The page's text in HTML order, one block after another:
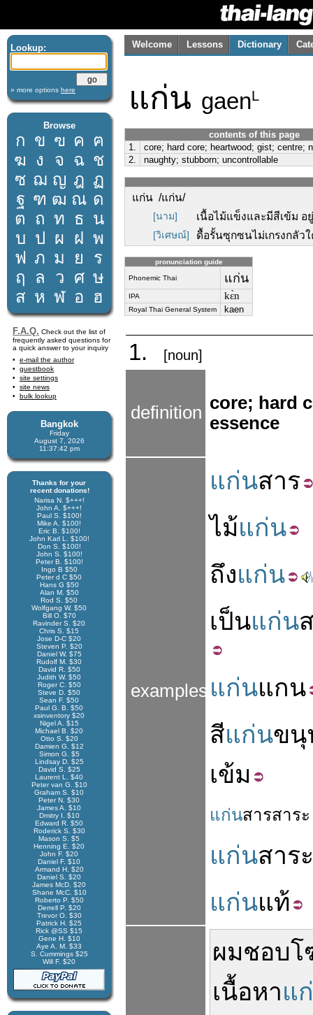
Lookup:
» more options here
Browse
ก ข ฃ ค ฅ
ฆ ง จ ฉ ช
ซ ฌ ญ ฎ ฏ
ฐ ฑ ฒ ณ ด
ต ถ ท ธ น
บ ป ผ ฝ พ
ฟ ภ ม ย
ร
ฤ
ล ว ศ ษ
ส ห ฬ อ ฮ
F.A.Q. Check out the list of
frequently asked questions for
a quick answer to your inquiry
e-mail the author
guestbook
site settings
site news
bulk lookup
Bangkok
Friday
August 7, 2026
11:37:42 pm
Thanks for your
recent donations!
Narisa N. $+++!
John A. $+++!
Paul S. $100!
Mike A. $100!
Eric B. $100!
John Karl L. $100!
Don S. $100!
John S. $100!
Peter B. $100!
Ingo B $50
Peter d C $50
Hans G $50
Alan M. $50
Rod S. $50
Wolfgang W. $50
Bill O. $70
Ravinder S. $20
Chris S. $15
Jose D-C $20
Steven P. $20
Daniel W. $75
Rudolf M. $30
David R. $50
Judith W. $50
Roger C. $50
Steve D. $50
Sean F. $50
Paul G. B. $50
xsinventory $20
Nigel A. $15
Michael B. $20
Otto S. $20
Damien G. $12
Simon G. $5
Lindsay D. $25
David S. $25
Laurent L. $40
Peter van G. $10
Graham S. $10
Peter N. $30
James A. $10
Dmitry I. $10
Edward R. $50
Roderick S. $30
Mason S. $5
Henning E. $20
John F. $20
Daniel F. $10
Armand H. $20
Daniel S. $20
James McD. $20
Shane McC. $10
Roberto P. $50
Derrell P. $20
Trevor O. $30
Patrick H. $25
Rick @SS $15
Gene H. $10
Aye A. M. $33
S. Cummings $25
Will F. $20
Welcome Lessons Dictionary
แก่น gaenL
contents of this page
1.
core; hard core; heartwood; gist; centre;
2.
naughty; stubborn; uncontrollable
แก่น /แก่น/
[นาม] เนื้อไม้แข็งและมีสีเข้ม อ
[วิเศษณ์] ดื้อรั้นซุกซนไม่เกรงกลัวใ
pronunciation guide
Phonemic Thai แก่น
IPA kɛ̀n
Royal Thai General System kaen
1. [noun]
definition core; hard
essence
examples
แก่นสาร
ไม้แก่น
ถึงแก่น
เป็นแก่น
แก่นแกน
สีแก่นขนุ
เข้ม
แก่นสารสาระ
แก่นสาระ
แก่นแท้
ผมชอบโ
เนื้อหาแ